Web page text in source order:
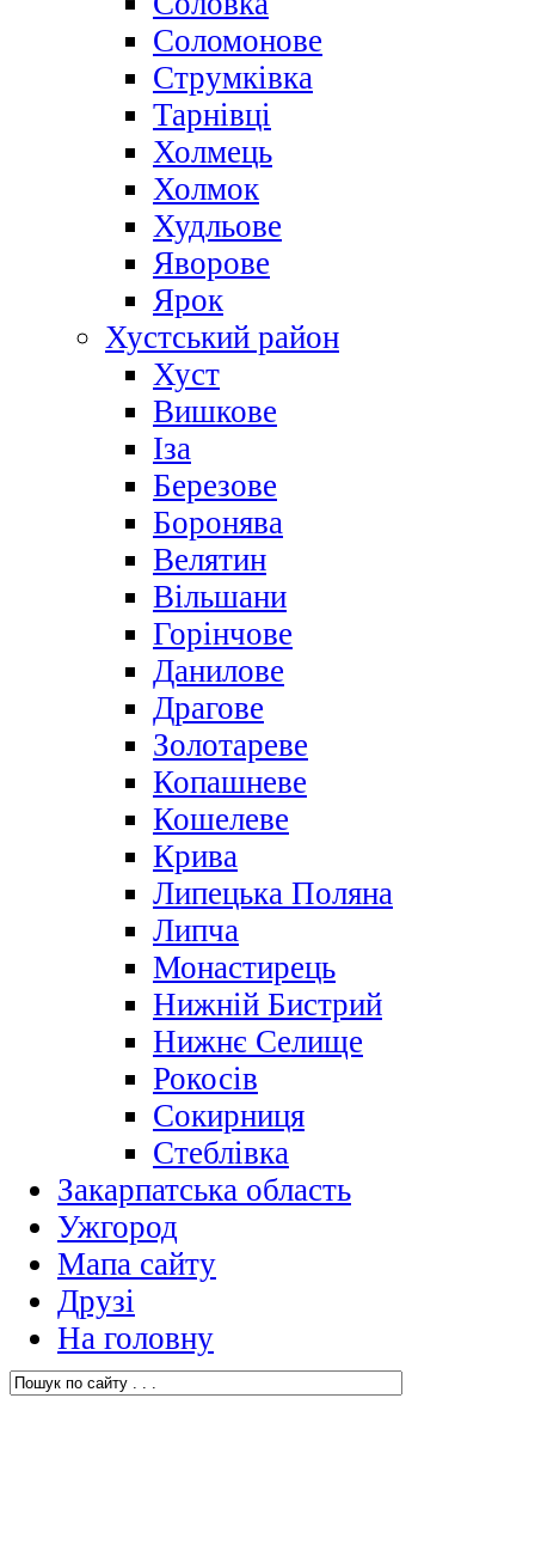
Соломонове
Струмківка
Тарнівці
Холмець
Холмок
Худльове
Яворове
Ярок
Хустський район
Хуст
Вишкове
Іза
Березове
Боронява
Велятин
Вільшани
Горінчове
Данилове
Драгове
Золотареве
Копашневе
Кошелеве
Крива
Липецька Поляна
Липча
Монастирець
Нижній Бистрий
Нижнє Селище
Рокосів
Сокирниця
Стеблівка
Закарпатська область
Ужгород
Мапа сайту
Друзі
На головну